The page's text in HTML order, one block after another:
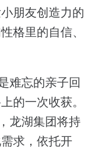
朋友创造力的
格里的自信、
难忘的亲子回
的一次收获。
龙湖集团将持
求，依托开